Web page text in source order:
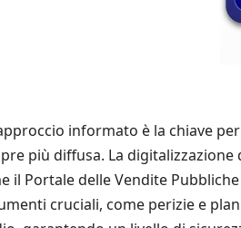
informato è la chiave
più diffusa. La
il Portale delle Vendite
cruciali, come perizie e